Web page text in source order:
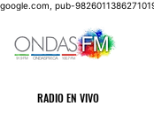
google.com, pub-
RADIO EN VIVO